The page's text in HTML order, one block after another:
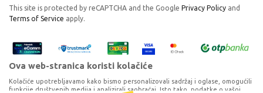
This site is protected by reCAPTCHA and the Google Privacy Policy and
Terms of Service apply.
Ova web-stranica koristi kolačiće
Kolačiće upotrebljavamo kako bismo personalizovali sadržaj i oglase, omogućili
funkcije društvenih medija i analizirali saobraćaj. Isto tako, podatke o vašoj